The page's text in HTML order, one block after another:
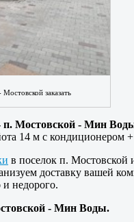
заказать
п. Мостовской - Мин
14 м с кондиционером +
в поселок п. Мостовской
доставку вашей
и недорого.
- Мин Воды.